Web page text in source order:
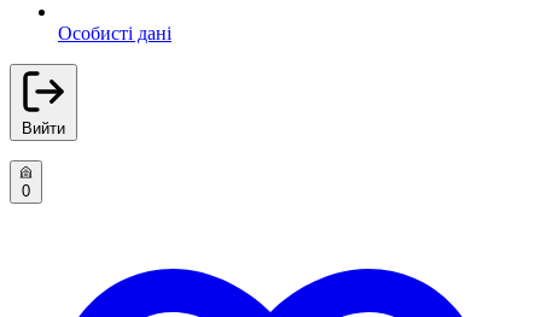
Особисті дані
Вийти
0